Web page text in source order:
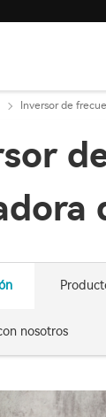
Inversor de
nosotros